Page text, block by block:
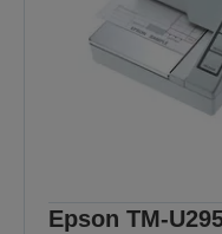
Epson TM-